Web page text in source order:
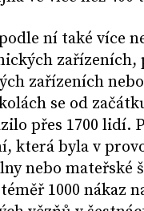
ní také více
zařízeních,
zařízeních
se od
přes 1700 lidí.
která byla v
nebo mateřské
1000 nákaz